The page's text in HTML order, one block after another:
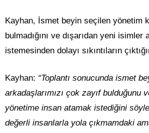
Kayhan, İsmet beyin seçilen yönetim
bulmadığını ve dışarıdan yeni isimler
istemesinden dolayı sıkıntıların
Kayhan: “Toplantı sonucunda ismet
arkadaşlarımızı çok zayıf bulduğunu
yönetime insan atamak istediğini
değerli insanlarla yola çıkmamdaki